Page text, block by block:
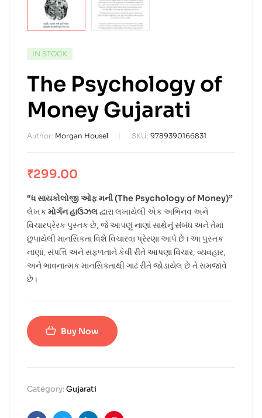
IN STOCK
The Psychology of
Money Gujarati
Author: Morgan Housel SKU: 9789390166831
₹299.00
“ધ સાયકોલોજી ઓફ મની (The Psychology of Money)”
લેખકમોર્ગન હાઉઝલદ્વારા લખાયેલી એક અભિનવ અને
વિચારપ્રેરક પુસ્તક છે, જે આપણું નાણાં સાથેનું સંબંધ અને તેમાં
છુપાયેલી માનસિકતા વિશે વિચારવા પ્રેરણા આપે છે। આ પુસ્તક
નાણાં, સંપત્તિ અને સફળતાને કેવી રીતે આપણા વિચાર, વ્યવહાર,
અને ભાવનાત્મક માનસિકતાથી ગાઢ રીતે જોડાયેલ છે તે સમજાવે
છે।
Buy Now
Category:Gujarati